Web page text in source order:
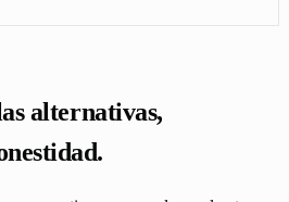
alternativas,